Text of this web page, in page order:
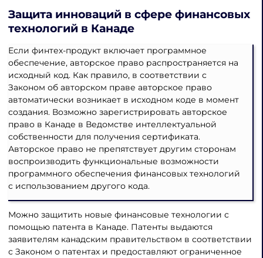
Защита инноваций в сфере финансовых
технологий в Канаде
Если финтех-продукт включает программное
обеспечение, авторское право распространяется на
исходный код. Как правило, в соответствии с
Законом об авторском праве авторское право
автоматически возникает в исходном коде в момент
создания. Возможно зарегистрировать авторское
право в Канаде в Ведомстве интеллектуальной
собственности для получения сертификата.
Авторское право не препятствует другим сторонам
воспроизводить функциональные возможности
программного обеспечения финансовых технологий
с использованием другого кода.
Можно защитить новые финансовые технологии с
помощью патента в Канаде. Патенты выдаются
заявителям канадским правительством в соответствии
с Законом о патентах и предоставляют ограниченное